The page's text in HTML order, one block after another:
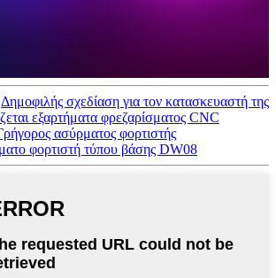
Δημοφιλής σχεδίαση για τον κατασκευαστή της
εξαρτήματα φρεζαρίσματος CNC
ασύρματος φορτιστής
φορτιστή τύπου βάσης DW08